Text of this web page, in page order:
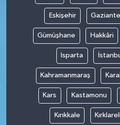
Eskişehir
Gümüşhane Hakkâri
Isparta
Kahramanmaraş
Kars Kastamonu
Kırıkkale